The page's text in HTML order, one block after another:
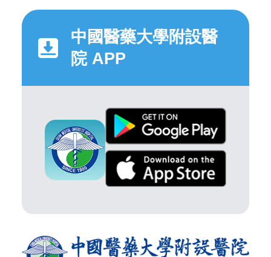
中國醫藥大學附設醫
院 APP